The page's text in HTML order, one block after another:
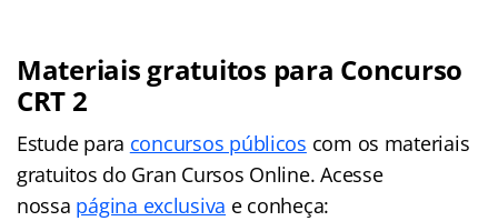
Materiais gratuitos para Concurso
CRT 2
Estude para concursos públicos com os materiais
gratuitos do Gran Cursos Online. Acesse
nossa página exclusiva e conheça: